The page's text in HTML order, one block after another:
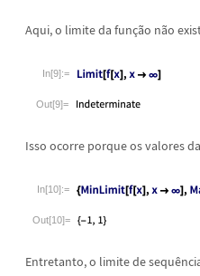
Aqui, o limite da função não
In[9]:=
Out[9]=
Isso ocorre porque os valores
In[10]:=
Out[10]=
Entretanto, o limite de sequê